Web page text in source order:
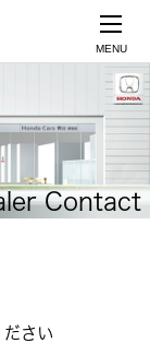
MENU
Contact
ださい